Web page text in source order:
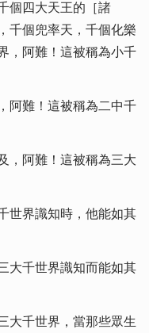
個四大天王的［諸
千個兜率天，千個化樂
，阿難！這被稱為小千
阿難！這被稱為二中千
，阿難！這被稱為三大
世界識知時，他能如其
大千世界識知而能如其
大千世界，當那些眾生